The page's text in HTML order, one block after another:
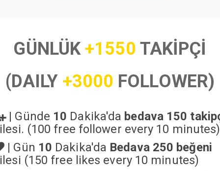
GÜNLÜK+1550 TAKİPÇİ
(DAILY +3000 FOLLOWER)
| Günde 10 Dakika'da bedava 150
(100 free follower every 10 minutes)
| Gün 10 Dakika'da Bedava 250 beğeni
(150 free likes every 10 minutes)